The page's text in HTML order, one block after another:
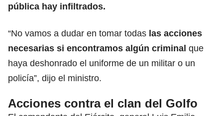
pública hay infiltrados.
“No vamos a dudar en tomar todas las acciones
necesarias si encontramos algún criminal que
haya deshonrado el uniforme de un militar o un
policía”, dijo el ministro.
Acciones contra el clan del Golfo